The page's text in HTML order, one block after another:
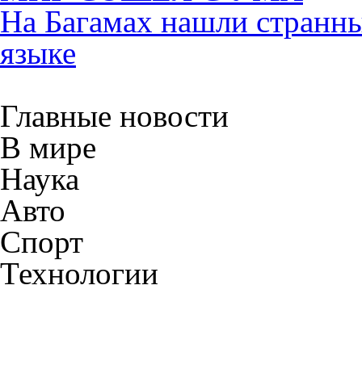
На Багамах нашли
языке
Главные новости
В мире
Наука
Авто
Спорт
Технологии